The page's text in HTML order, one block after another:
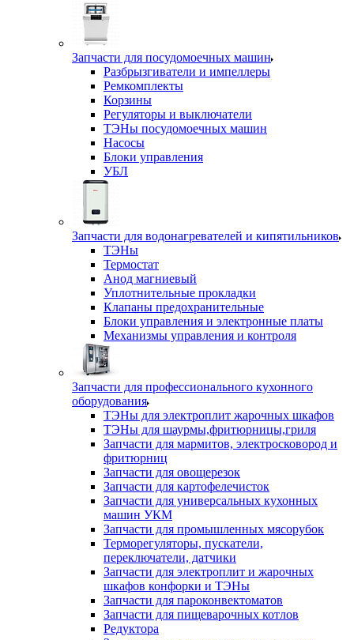
Запчасти для посудомоечных машин
Разбрызгиватели и импеллеры
Ремкомплекты
Корзины
Регуляторы и выключатели
ТЭНы посудомоечных машин
Насосы
Блоки управления
УБЛ
Запчасти для водонагревателей и кипятильников
ТЭНы
Термостат
Анод магниевый
Уплотнительные прокладки
Клапаны предохранительные
Блоки управления и электронные платы
Механизмы управления и контроля
Запчасти для профессионального кухонного
оборудования
ТЭНы для электроплит жарочных шкафов
ТЭНы для шаурмы,фритюрницы,гриля
Запчасти для мармитов, электросковород и
фритюрниц
Запчасти для овощерезок
Запчасти для картофелечисток
Запчасти для универсальных кухонных
машин УКМ
Запчасти для промышленных мясорубок
Терморегуляторы, пускатели,
переключатели, датчики
Запчасти для электроплит и жарочных
шкафов конфорки и ТЭНы
Запчасти для пароконвектоматов
Запчасти для пищеварочных котлов
Редуктора